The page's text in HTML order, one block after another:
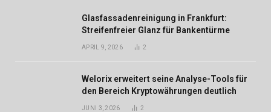
Glasfassadenreinigung in Frankfurt:
Streifenfreier Glanz für Bankentürme
APRIL 9, 2026 2
Welorix erweitert seine Analyse-Tools für
den Bereich Kryptowährungen deutlich
JUNI 3, 2026 2